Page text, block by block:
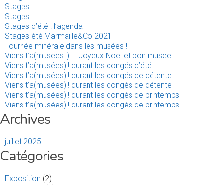
Stages
Stages
Stages d’été : l’agenda
Stages été Marmaille&Co 2021
Tournée minérale dans les musées !
Viens t’a(musées !) – Joyeux Noël et bon musée
Viens t’a(musées) ! durant les congés d’été
Viens t’a(musées) ! durant les congés de détente
Viens t’a(musées) ! durant les congés de détente
Viens t’a(musées) ! durant les congés de printemps
Viens t’a(musées) ! durant les congés de printemps
Archives
juillet 2025
Catégories
Exposition (2)